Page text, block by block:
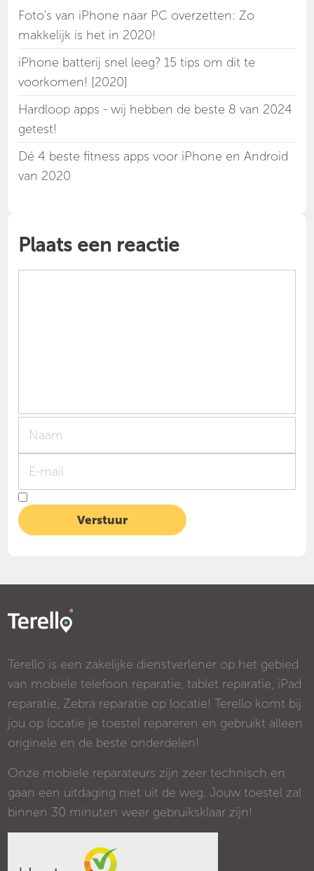
Foto's van iPhone naar PC overzetten: Zo
makkelijk is het in 2020!
iPhone batterij snel leeg? 15 tips om dit te
voorkomen! [2020]
Hardloop apps - wij hebben de beste 8 van 2024
getest!
Dé 4 beste fitness apps voor iPhone en Android
van 2020
Plaats een reactie
Terello is een zakelijke dienstverlener op het gebied
van mobiele telefoon reparatie, tablet reparatie, iPad
reparatie, Zebra reparatie op locatie! Terello komt bij
jou op locatie je toestel repareren en gebruikt alleen
originele en de beste onderdelen!
Onze mobiele reparateurs zijn zeer technisch en
gaan een uitdaging niet uit de weg. Jouw toestel zal
binnen 30 minuten weer gebruiksklaar zijn!